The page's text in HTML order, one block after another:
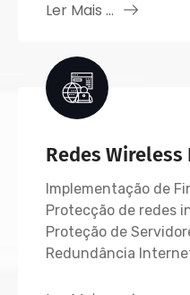
Ler Mais ...
Redes
Implementação de
Protecção de redes
Proteção de
Redundância